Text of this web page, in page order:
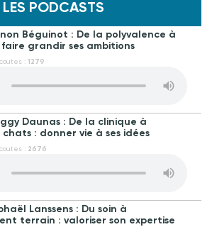
LES PODCASTS
Béguinot : De la polyvalence à
grandir ses ambitions
: 1279
Daunas : De la clinique à
: donner vie à ses idées
: 2676
Lanssens : Du soin à
terrain : valoriser son expertise